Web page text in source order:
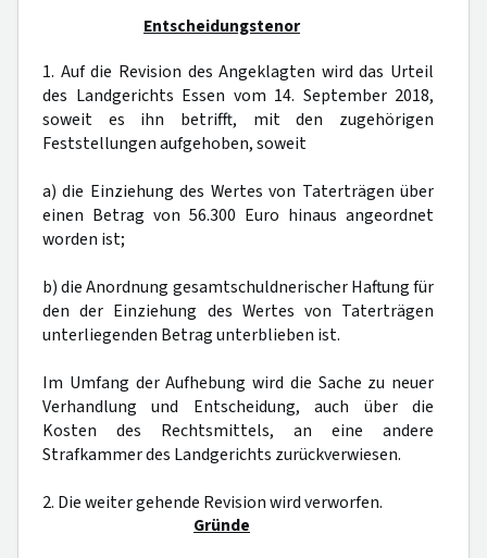
Entscheidungstenor
1. Auf die Revision des Angeklagten wird das Urteil
des Landgerichts Essen vom 14. September 2018,
soweit es ihn betrifft, mit den zugehörigen
Feststellungen aufgehoben, soweit
a) die Einziehung des Wertes von Taterträgen über
einen Betrag von 56.300 Euro hinaus angeordnet
worden ist;
b) die Anordnung gesamtschuldnerischer Haftung für
den der Einziehung des Wertes von Taterträgen
unterliegenden Betrag unterblieben ist.
Im Umfang der Aufhebung wird die Sache zu neuer
Verhandlung und Entscheidung, auch über die
Kosten des Rechtsmittels, an eine andere
Strafkammer des Landgerichts zurückverwiesen.
2. Die weiter gehende Revision wird verworfen.
Gründe